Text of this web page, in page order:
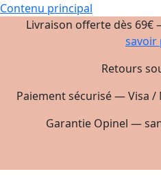
Contenu principal
Livraison offerte dès
savoir
Retours
Paiement sécurisé — Visa /
Garantie Opinel —